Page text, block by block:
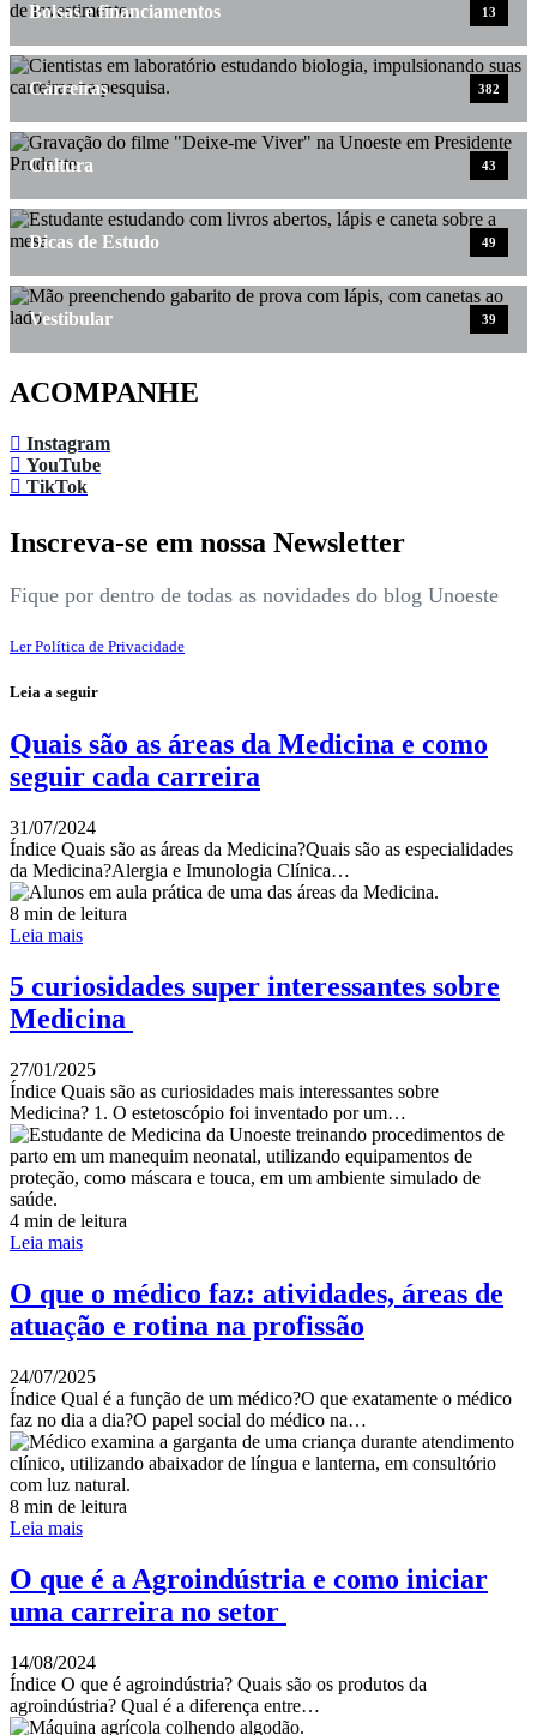
Bolsas e financiamentos 13
Carreiras 382
Cultura 43
Dicas de Estudo 49
Vestibular 39
ACOMPANHE
Instagram
YouTube
TikTok
Inscreva-se em nossa Newsletter
Fique por dentro de todas as novidades do blog Unoeste
Ler Política de Privacidade
Leia a seguir
Quais são as áreas da Medicina e como
seguir cada carreira
31/07/2024
Índice Quais são as áreas da Medicina?Quais são as especialidades
da Medicina?Alergia e Imunologia Clínica…
8 min de leitura
Leia mais
5 curiosidades super interessantes sobre
Medicina
27/01/2025
Índice Quais são as curiosidades mais interessantes sobre
Medicina? 1. O estetoscópio foi inventado por um…
4 min de leitura
Leia mais
O que o médico faz: atividades, áreas de
atuação e rotina na profissão
24/07/2025
Índice Qual é a função de um médico?O que exatamente o médico
faz no dia a dia?O papel social do médico na…
8 min de leitura
Leia mais
O que é a Agroindústria e como iniciar
uma carreira no setor
14/08/2024
Índice O que é agroindústria? Quais são os produtos da
agroindústria? Qual é a diferença entre…